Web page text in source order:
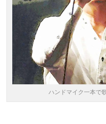
ハンドマイク一本で